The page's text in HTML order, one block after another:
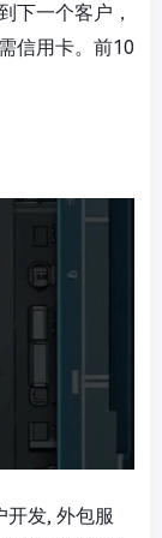
下一个客户，
信用卡。前10
开发, 外包服